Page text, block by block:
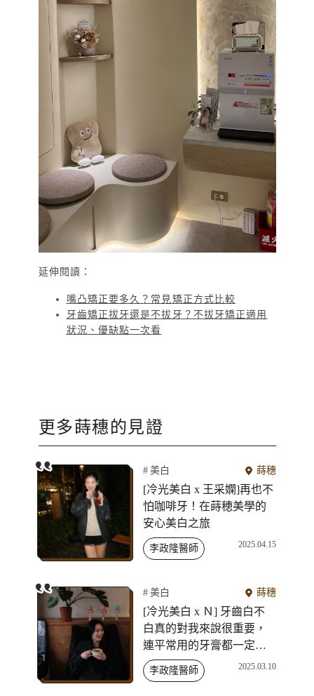
延伸閱讀：
嘴凸矯正要多久？常見矯正方式比較
牙齒矯正拔牙還是不拔牙？不拔牙矯正適用
狀況、優缺點一次看
更多蒔穗的見證
美白 蒔穗
[冷光美白 x 王采嫻]再也不
怕咖啡牙！在蒔穂美學的
安心美白之旅
李政隆醫師 2025.04.15
美白 蒔穗
[冷光美白 x Ｎ] 牙齒白不
白真的對我來說很重要，
連平常用的牙膏都一定要
選擇有美白功效的，牙齒
變白了！終於可以放心大
李政隆醫師 2025.03.10